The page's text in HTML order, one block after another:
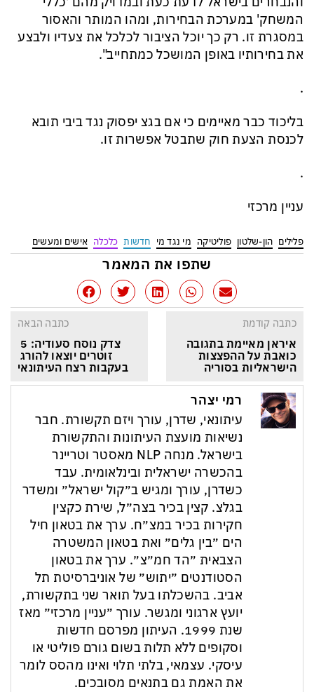
המשחק' במערכת הבחירות, ומהו המותר והאסור
במסגרת זו. רק כך יוכל הציבור לכלכל את צעדיו ולבצע
את בחירותיו באופן המושכל כמתחייב".
.
בליכוד כבר מאיימים כי אם בגצ יפסוק נגד ביבי תובא
לכנסת הצעת חוק שתבטל אפשרות זו.
.
עניין מרכזי
פלילים הון-שלטון פוליטיקה מי נגד מי חדשות כלכלה אישים ומעשים
שתפו את המאמר
כתבה קודמת
איראן מאיימת בתגובה
כואבת על ההפצצות
הישראליות בסוריה
כתבה הבאה
זוטרים יוצאו להורג
בעקבות רצח העיתונאי
רמי יצהר
עיתונאי, שדרן, עורך ויזם תקשורת. חבר
נשיאות מועצת העיתונות והתקשורת
בישראל. מנחה NLP מאסטר וטריינר
בהכשרה ישראלית ובינלאומית. עבד
כשדרן, עורך ומגיש ב״קול ישראל״ ומשדר
בגלצ. קצין בכיר בצה״ל, שירת כקצין
חקירות בכיר במצ״ח. ערך את בטאון חיל
הים ״בין גלים״ ואת בטאון המשטרה
הצבאית ״הד חמ״צ״. ערך את בטאון
הסטודנטים ״יתוש״ של אוניברסיטת תל
אביב. בהשכלתו בעל תואר שני בתקשורת,
יועץ ארגוני ומגשר. עורך ״עניין מרכזי״ מאז
שנת 1999. העיתון מפרסם חדשות
וסקופים ללא תלות בשום גורם פוליטי או
עיסקי. עצמאי, בלתי תלוי ואינו מהסס לומר
את האמת גם בתנאים מסובכים.